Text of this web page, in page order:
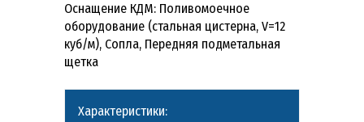
Оснащение КДМ: Поливомоечное
оборудование (стальная цистерна, V=12
куб/м), Сопла, Передняя подметальная
щетка
Характеристики: